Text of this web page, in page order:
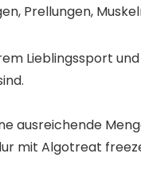
Prellungen,
Lieblingssport
ausreichende
mit Algotreat